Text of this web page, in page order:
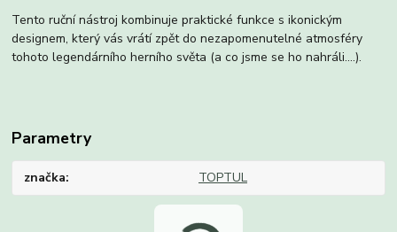
Tento ruční nástroj kombinuje praktické funkce s ikonickým
designem, který vás vrátí zpět do nezapomenutelné atmosféry
tohoto legendárního herního světa (a co jsme se ho nahráli....).
Parametry
značka TOPTUL